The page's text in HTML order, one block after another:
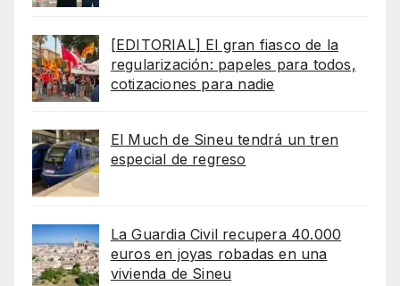
[EDITORIAL] El gran fiasco de la
regularización: papeles para todos,
cotizaciones para nadie
El Much de Sineu tendrá un tren
especial de regreso
La Guardia Civil recupera 40.000
euros en joyas robadas en una
vivienda de Sineu